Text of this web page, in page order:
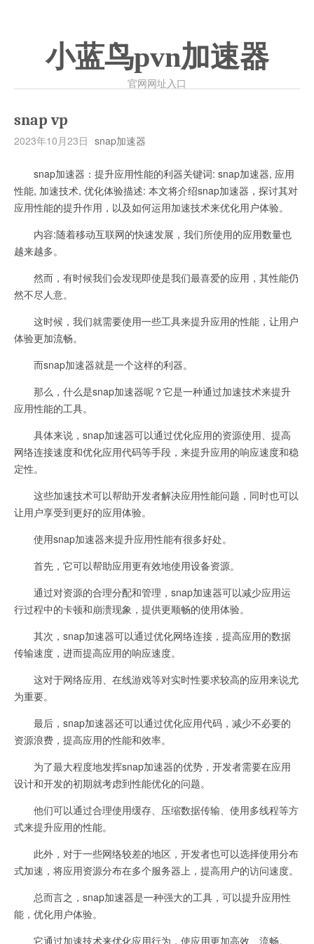
小蓝鸟pvn加速器
官网网址入口
snap vp
2023年10月23日 snap加速器
snap加速器：提升应用性能的利器关键词: snap加速器, 应用
性能, 加速技术, 优化体验描述: 本文将介绍snap加速器，探讨其对
应用性能的提升作用，以及如何运用加速技术来优化用户体验。
内容:随着移动互联网的快速发展，我们所使用的应用数量也
越来越多。
然而，有时候我们会发现即使是我们最喜爱的应用，其性能仍
然不尽人意。
这时候，我们就需要使用一些工具来提升应用的性能，让用户
体验更加流畅。
而snap加速器就是一个这样的利器。
那么，什么是snap加速器呢？它是一种通过加速技术来提升
应用性能的工具。
具体来说，snap加速器可以通过优化应用的资源使用、提高
网络连接速度和优化应用代码等手段，来提升应用的响应速度和稳
定性。
这些加速技术可以帮助开发者解决应用性能问题，同时也可以
让用户享受到更好的应用体验。
使用snap加速器来提升应用性能有很多好处。
首先，它可以帮助应用更有效地使用设备资源。
通过对资源的合理分配和管理，snap加速器可以减少应用运
行过程中的卡顿和崩溃现象，提供更顺畅的使用体验。
其次，snap加速器可以通过优化网络连接，提高应用的数据
传输速度，进而提高应用的响应速度。
这对于网络应用、在线游戏等对实时性要求较高的应用来说尤
为重要。
最后，snap加速器还可以通过优化应用代码，减少不必要的
资源浪费，提高应用的性能和效率。
为了最大程度地发挥snap加速器的优势，开发者需要在应用
设计和开发的初期就考虑到性能优化的问题。
他们可以通过合理使用缓存、压缩数据传输、使用多线程等方
式来提升应用的性能。
此外，对于一些网络较差的地区，开发者也可以选择使用分布
式加速，将应用资源分布在多个服务器上，提高用户的访问速度。
总而言之，snap加速器是一种强大的工具，可以提升应用性
能，优化用户体验。
它通过加速技术来优化应用行为，使应用更加高效、流畅。